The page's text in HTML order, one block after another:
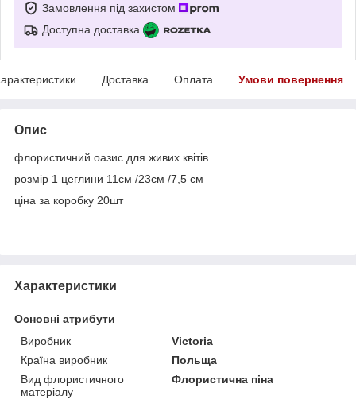
Замовлення під захистом
Доступна доставка
Доставка Оплата Умови повернення
Опис
флористичний оазис для живих квітів
розмір 1 цеглини 11см /23см /7,5 см
ціна за коробку 20шт
Характеристики
Основні атрибути
Виробник
Victoria
Країна виробник
Польща
Вид флористичного
матеріалу
Флористична піна